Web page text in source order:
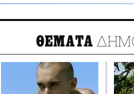
ΘΕΜΑΤΑ